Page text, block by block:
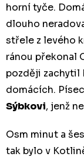
horní tyče.
dlouho
střele z levého
ránou překonal
později zachytil
domácích.
Sýbkovi, jenž
Osm minut a
tak bylo v